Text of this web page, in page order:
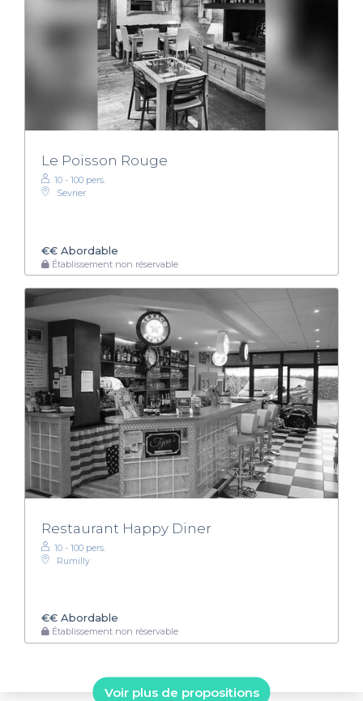
Le Poisson Rouge
10 - 100 pers.
Sevrier
€€ Abordable
Établissement non réservable
Restaurant Happy Diner
10 - 100 pers.
Rumilly
€€ Abordable
Établissement non réservable
Voir plus de propositions